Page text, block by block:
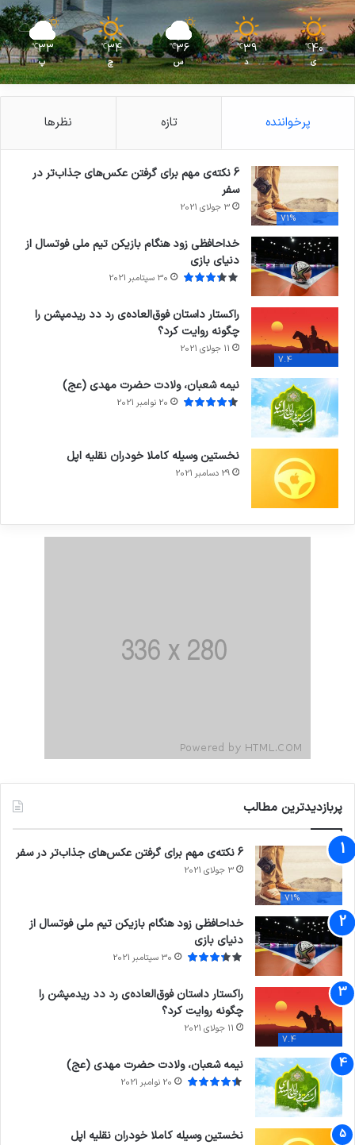
40
℃
ی
39
℃
د
36
℃
س
34
℃
چ
33
℃
پ
پرخواننده تازه نظرها
71%
6 نکته‌ی مهم برای گرفتن عکس‌های جذاب‌تر در
سفر
3 جولای 2021
خداحافظی زود هنگام بازیکن تیم ملی فوتسال از
دنیای بازی
30 سپتامبر 2021
7.4
راکستار داستان فوق‌العاده‌ی رد دد ریدمپشن را
چگونه روایت کرد؟
11 جولای 2021
نیمه شعبان، ولادت حضرت مهدی (عج)
20 نوامبر 2021
نخستین وسیله کاملا خودران نقلیه اپل
29 دسامبر 2021
پربازدیدترین مطالب
71%
6 نکته‌ی مهم برای گرفتن عکس‌های جذاب‌تر در سفر
3 جولای 2021
خداحافظی زود هنگام بازیکن تیم ملی فوتسال از
دنیای بازی
30 سپتامبر 2021
7.4
راکستار داستان فوق‌العاده‌ی رد دد ریدمپشن را
چگونه روایت کرد؟
11 جولای 2021
نیمه شعبان، ولادت حضرت مهدی (عج)
20 نوامبر 2021
نخستین وسیله کاملا خودران نقلیه اپل